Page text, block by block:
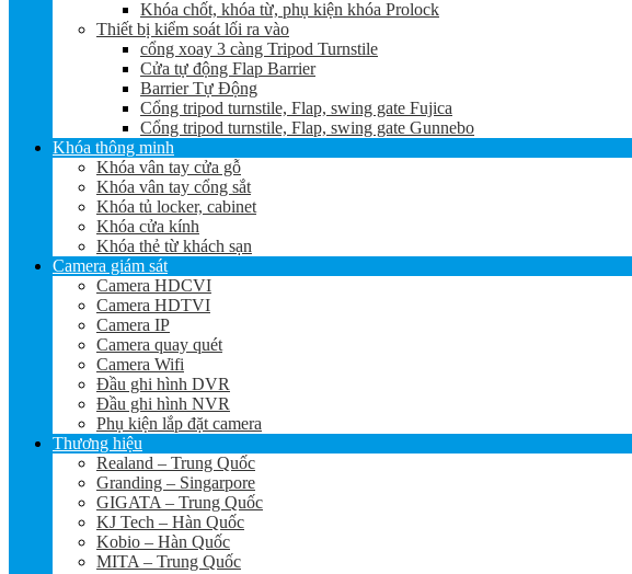
Khóa chốt, khóa từ, phụ kiện khóa Prolock
Thiết bị kiểm soát lối ra vào
cổng xoay 3 càng Tripod Turnstile
Cửa tự động Flap Barrier
Barrier Tự Động
Cổng tripod turnstile, Flap, swing gate Fujica
Cổng tripod turnstile, Flap, swing gate Gunnebo
Khóa thông minh
Khóa vân tay cửa gỗ
Khóa vân tay cổng sắt
Khóa tủ locker, cabinet
Khóa cửa kính
Khóa thẻ từ khách sạn
Camera giám sát
Camera HDCVI
Camera HDTVI
Camera IP
Camera quay quét
Camera Wifi
Đầu ghi hình DVR
Đầu ghi hình NVR
Phụ kiện lắp đặt camera
Thương hiệu
Realand – Trung Quốc
Granding – Singarpore
GIGATA – Trung Quốc
KJ Tech – Hàn Quốc
Kobio – Hàn Quốc
MITA – Trung Quốc